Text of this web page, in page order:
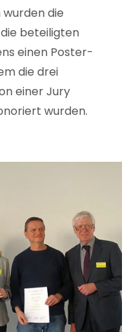
die
beteiligten
einen Poster-
die drei
einer Jury
wurden.